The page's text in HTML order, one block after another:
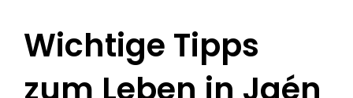
Wichtige Tipps